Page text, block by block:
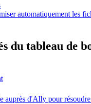
automatiquement les
du tableau de
auprès d'Ally pour